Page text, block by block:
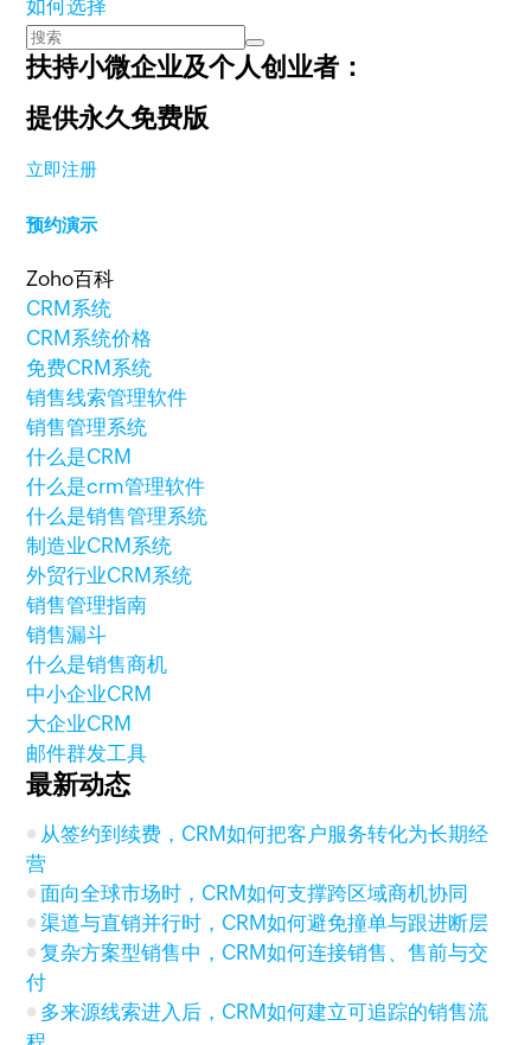
如何选择
扶持小微企业及个人创业者：
提供永久免费版
立即注册
预约演示
Zoho百科
CRM系统
CRM系统价格
免费CRM系统
销售线索管理软件
销售管理系统
什么是CRM
什么是crm管理软件
什么是销售管理系统
制造业CRM系统
外贸行业CRM系统
销售管理指南
销售漏斗
什么是销售商机
中小企业CRM
大企业CRM
邮件群发工具
最新动态
从签约到续费，CRM如何把客户服务转化为长期经
营
面向全球市场时，CRM如何支撑跨区域商机协同
渠道与直销并行时，CRM如何避免撞单与跟进断层
复杂方案型销售中，CRM如何连接销售、售前与交
付
多来源线索进入后，CRM如何建立可追踪的销售流